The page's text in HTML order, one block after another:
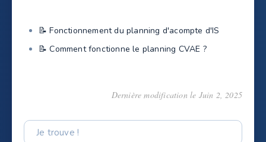
📝 Fonctionnement du planning d'acompte d'IS
📝 Comment fonctionne le planning CVAE ?
Dernière modification le Juin 2, 2025